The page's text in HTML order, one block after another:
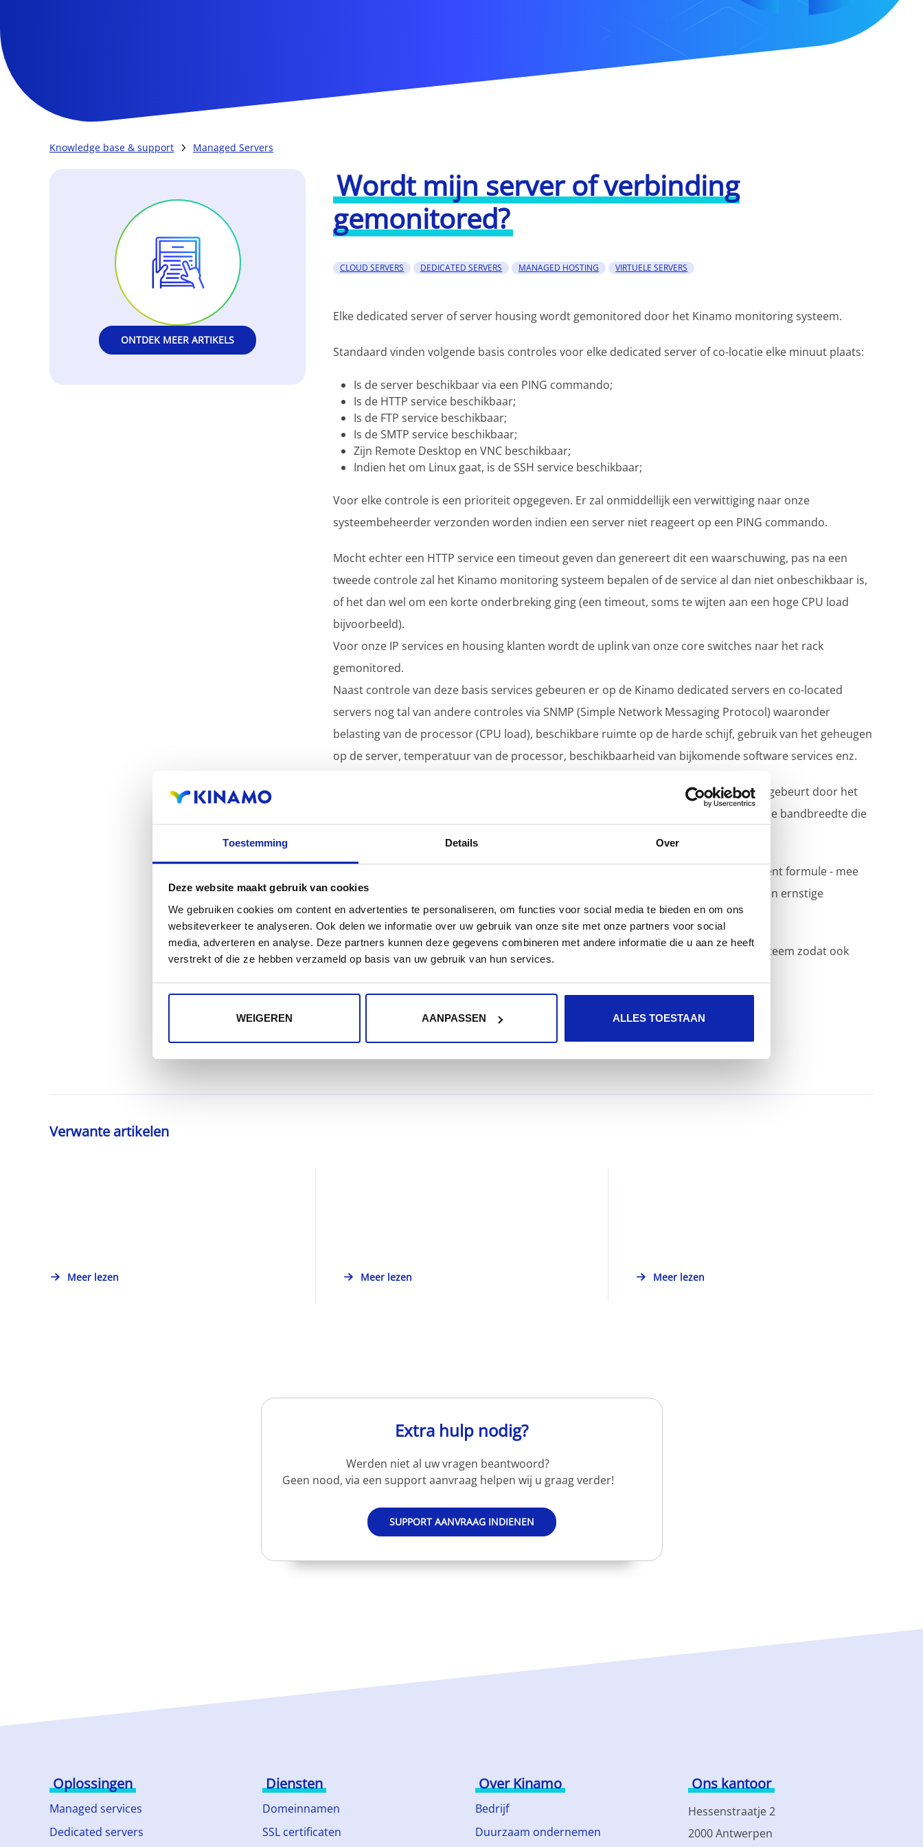
Toestemming Details Over
Deze website maakt gebruik van cookies
We gebruiken cookies om content en advertenties te personaliseren, om functies voor social media te bieden en om ons
websiteverkeer te analyseren. Ook delen we informatie over uw gebruik van onze site met onze partners voor social
media, adverteren en analyse. Deze partners kunnen deze gegevens combineren met andere informatie die u aan ze heeft
verstrekt of die ze hebben verzameld op basis van uw gebruik van hun services.
WEIGEREN AANPASSEN ALLES TOESTAAN
Knowledge base & support Managed Servers
ONTDEK MEER ARTIKELS
Wordt mijn server of verbinding
gemonitored?
CLOUD SERVERS DEDICATED SERVERS MANAGED HOSTING VIRTUELE SERVERS
Elke dedicated server of server housing wordt gemonitored door het Kinamo monitoring systeem.
Standaard vinden volgende basis controles voor elke dedicated server of co-locatie elke minuut plaats:
Is de server beschikbaar via een PING commando;
Is de HTTP service beschikbaar;
Is de FTP service beschikbaar;
Is de SMTP service beschikbaar;
Zijn Remote Desktop en VNC beschikbaar;
Indien het om Linux gaat, is de SSH service beschikbaar;
Voor elke controle is een prioriteit opgegeven. Er zal onmiddellijk een verwittiging naar onze
systeembeheerder verzonden worden indien een server niet reageert op een PING commando.
Mocht echter een HTTP service een timeout geven dan genereert dit een waarschuwing, pas na een
tweede controle zal het Kinamo monitoring systeem bepalen of de service al dan niet onbeschikbaar is,
of het dan wel om een korte onderbreking ging (een timeout, soms te wijten aan een hoge CPU load
bijvoorbeeld).
Voor onze IP services en housing klanten wordt de uplink van onze core switches naar het rack
gemonitored.
Naast controle van deze basis services gebeuren er op de Kinamo dedicated servers en co-located
servers nog tal van andere controles via SNMP (Simple Network Messaging Protocol) waaronder
belasting van de processor (CPU load), beschikbare ruimte op de harde schijf, gebruik van het geheugen
op de server, temperatuur van de processor, beschikbaarheid van bijkomende software services enz.
Ook het meten van netwerkverkeer dat op beide netwerk interfaces verbruikt wordt gebeurt door het
monitoring systeem. Zo heeft Kinamo en u als klant steeds een duidelijk beeld over de bandbreedte die
uw dedicated server of co-located server nodig heeft.
Als dedicated server klant kan u - volgens de door uw gekozen Service Level Agreement formule - mee
opgenomen worden in het monitoring systeem voor uw machine, zodat u in geval van ernstige
problemen verwittigd wordt.
Kinamo kan indien gewenst specifieke services laten opnemen in het monitoring systeem zodat ook
Verwante artikelen
Meer lezen Meer lezen Meer lezen
Extra hulp nodig?
Werden niet al uw vragen beantwoord?
Geen nood, via een support aanvraag helpen wij u graag verder!
SUPPORT AANVRAAG INDIENEN
Oplossingen
Managed services
Dedicated servers
Diensten
Domeinnamen
SSL certificaten
Over Kinamo
Bedrijf
Duurzaam ondernemen
Ons kantoor
Hessenstraatje 2
2000 Antwerpen